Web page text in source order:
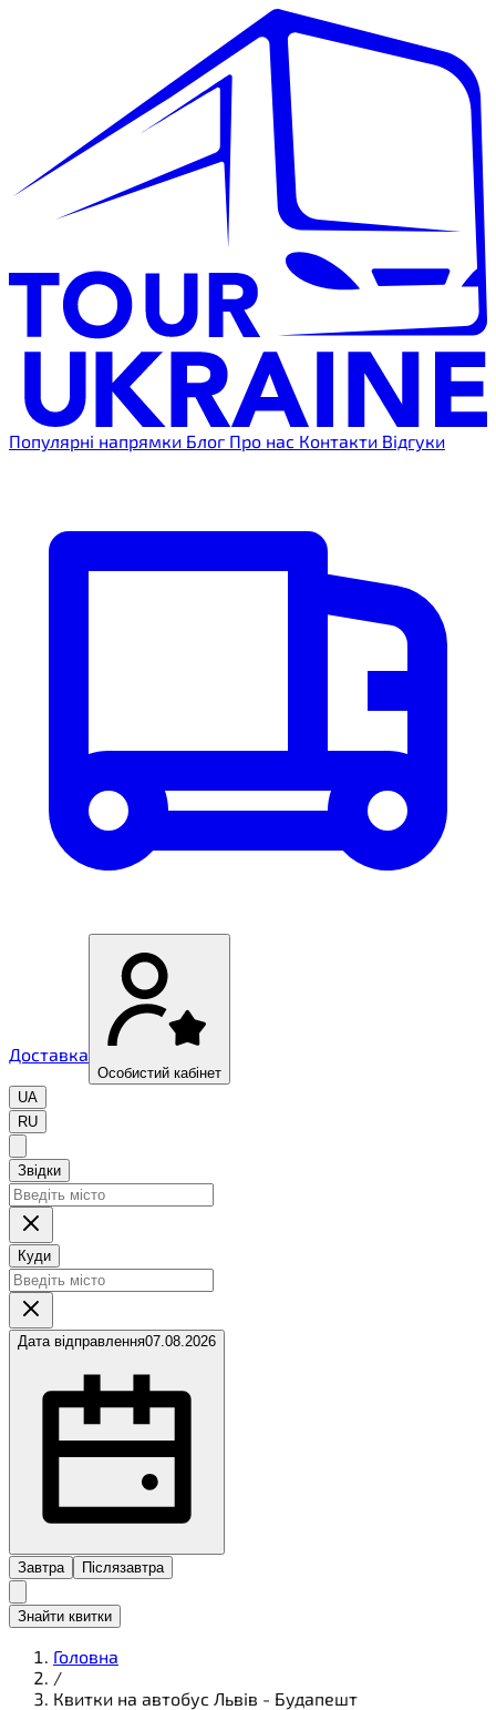
Популярні напрямки Блог Про нас Контакти Відгуки
Доставка
Особистий кабінет
UA
RU
Звідки
Куди
Дата відправлення07.08.2026
Завтра Післязавтра
Знайти квитки
Головна
/
Квитки на автобус Львів - Будапешт